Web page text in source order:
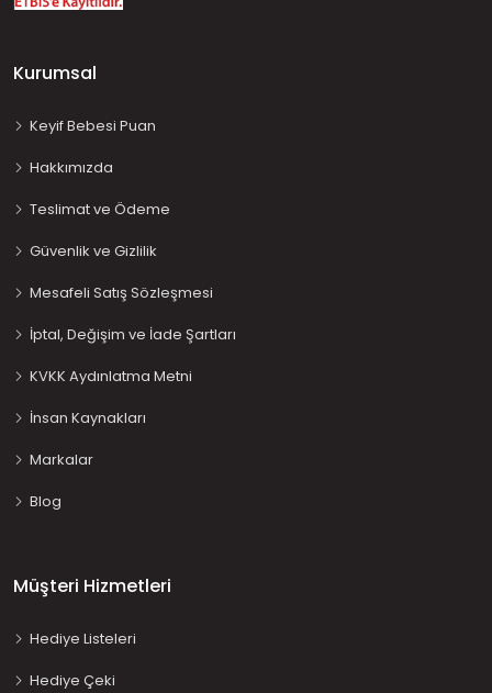
Kurumsal
Keyif Bebesi Puan
Hakkımızda
Teslimat ve Ödeme
Güvenlik ve Gizlilik
Mesafeli Satış Sözleşmesi
İptal, Değişim ve İade Şartları
KVKK Aydınlatma Metni
İnsan Kaynakları
Markalar
Blog
Müşteri Hizmetleri
Hediye Listeleri
Hediye Çeki